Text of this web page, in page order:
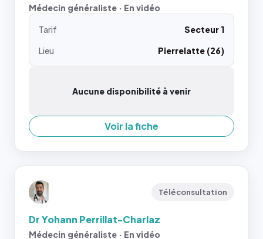
Médecin généraliste · En vidéo
Tarif
Secteur 1
Lieu
Pierrelatte (26)
Aucune disponibilité à venir
Voir la fiche
Téléconsultation
Dr Yohann Perrillat-Charlaz
Médecin généraliste · En vidéo